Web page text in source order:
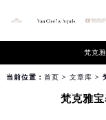
梵克
当前位置： 首页 > 文章库 >
梵克雅